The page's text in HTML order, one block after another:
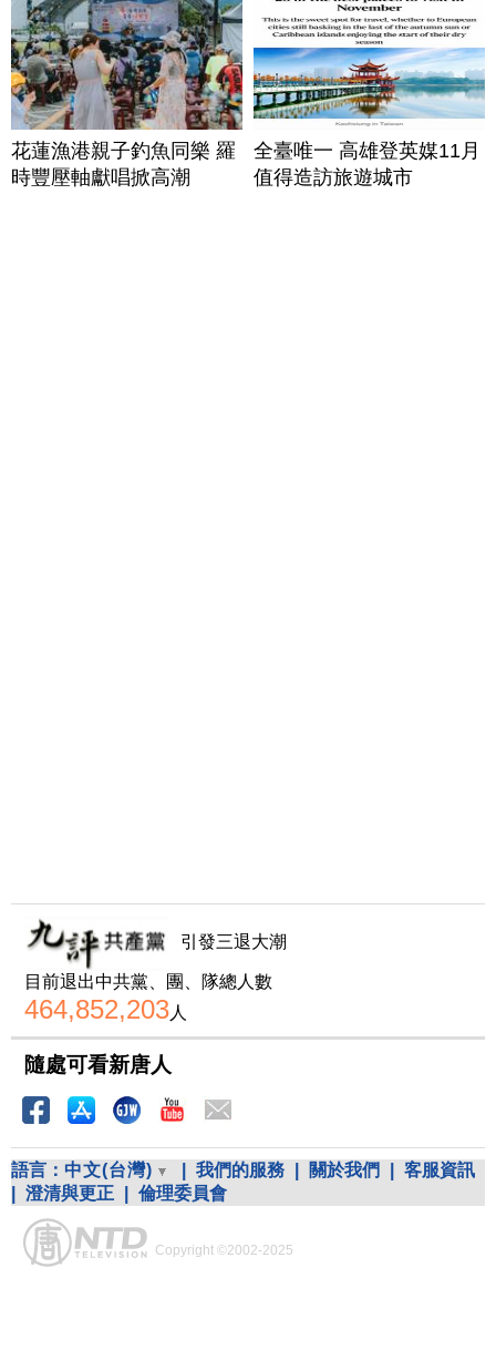
花蓮漁港親子釣魚同樂 羅
時豐壓軸獻唱掀高潮
全臺唯一 高雄登英媒11月
值得造訪旅遊城市
引發三退大潮
目前退出中共黨、團、隊總人數
464,852,203人
隨處可看新唐人
語言： 中文(台灣) 我們的服務 關於我們
客服資訊
澄清與更正 倫理委員會
Copyright ©2002-2025